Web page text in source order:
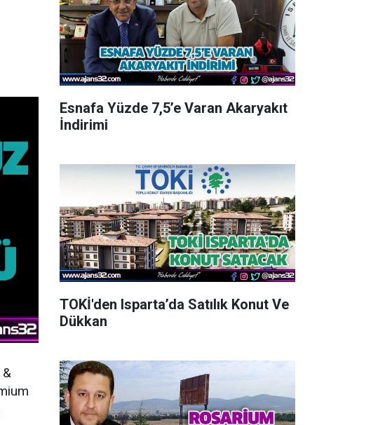
&
Esnafa Yüzde 7,5’e Varan Akaryakıt
İndirimi
TOKİ'den Isparta’da Satılık Konut Ve
Dükkan